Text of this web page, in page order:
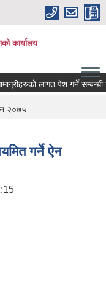
कार्यालय
लागत पेश गर्ने सम्बन्धी
२०७५
गर्ने ऐन